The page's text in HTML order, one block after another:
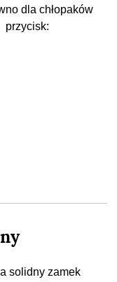
dla chłopaków
przycisk:
solidny zamek